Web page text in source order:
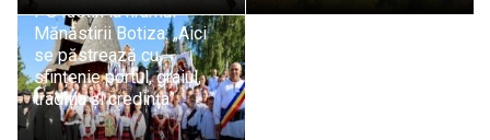
PS Iustin la hramul
Mănăstirii Botiza: „Aici
se păstrează cu
sfințenie portul, graiul,
tradiția și credința”